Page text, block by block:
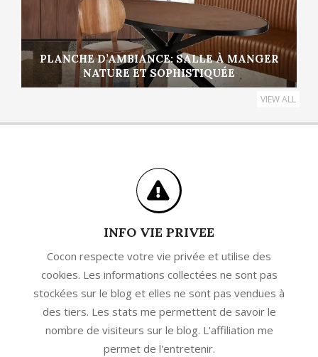
PLANCHE D’AMBIANCE: SALLE À MANGER
NATURE ET SOPHISTIQUÉE
VIEW ALL
INFO VIE PRIVEE
Cocon respecte votre vie privée et utilise des
cookies. Les informations collectées ne sont pas
stockées sur le blog et elles ne sont pas vendues à
des tiers. Les stats me permettent de savoir le
nombre de visiteurs sur le blog. L'affiliation me
permet de l'entretenir.